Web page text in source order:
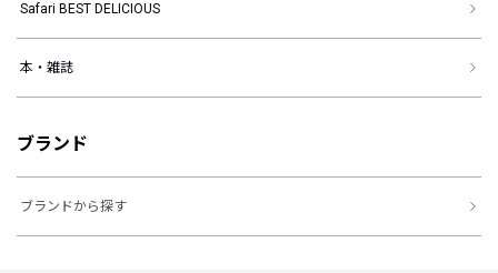
Safari BEST DELICIOUS
本・雑誌
ブランド
ブランドから探す